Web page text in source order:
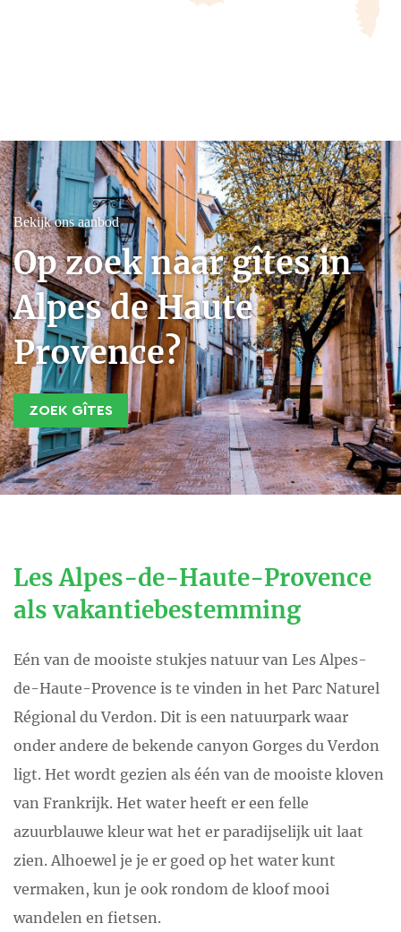
Bekijk ons aanbod
Op zoek naar gîtes in
Alpes de Haute
Provence?
ZOEK GÎTES
Les Alpes-de-Haute-Provence
als vakantiebestemming
Eén van de mooiste stukjes natuur van Les Alpes-
de-Haute-Provence is te vinden in het Parc Naturel
Régional du Verdon. Dit is een natuurpark waar
onder andere de bekende canyon Gorges du Verdon
ligt. Het wordt gezien als één van de mooiste kloven
van Frankrijk. Het water heeft er een felle
azuurblauwe kleur wat het er paradijselijk uit laat
zien. Alhoewel je je er goed op het water kunt
vermaken, kun je ook rondom de kloof mooi
wandelen en fietsen.